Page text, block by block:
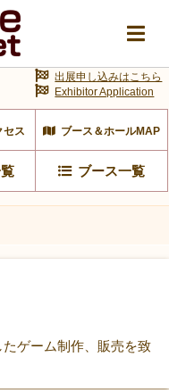
セス ブース＆ホールMAP
ブース一覧
出展申し込みはこちら
Exhibitor Application
たゲーム制作、販売を致